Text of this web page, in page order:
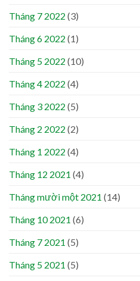
Tháng 7 2022 (3)
Tháng 6 2022 (1)
Tháng 5 2022 (10)
Tháng 4 2022 (4)
Tháng 3 2022 (5)
Tháng 2 2022 (2)
Tháng 1 2022 (4)
Tháng 12 2021 (4)
Tháng mười một 2021 (14)
Tháng 10 2021 (6)
Tháng 7 2021 (5)
Tháng 5 2021 (5)